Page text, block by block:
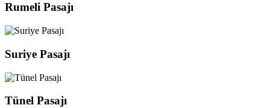
Rumeli Pasajı
Suriye Pasajı
Tünel Pasajı